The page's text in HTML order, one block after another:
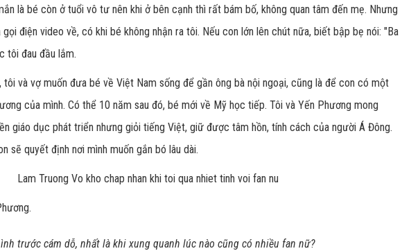
là bé còn ở tuổi vô tư nên khi ở bên cạnh thì rất bám bố, không quan tâm đến mẹ. Nhưng
điện video về, có khi bé không nhận ra tôi. Nếu con lớn lên chút nữa, biết bập bẹ nói: "Ba
tôi đau đầu lắm.
và vợ muốn đưa bé về Việt Nam sống để gần ông bà nội ngoại, cũng là để con có một
của mình. Có thể 10 năm sau đó, bé mới về Mỹ học tiếp. Tôi và Yến Phương mong
giáo dục phát triển nhưng giỏi tiếng Việt, giữ được tâm hồn, tính cách của người Á Đông.
sẽ quyết định nơi mình muốn gắn bó lâu dài.
trước cám dỗ, nhất là khi xung quanh lúc nào cũng có nhiều fan nữ?